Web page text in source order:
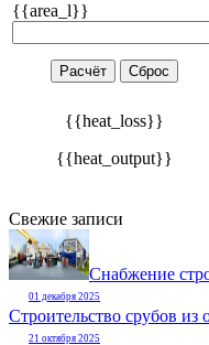
{{area_l}}
Расчёт Сброс
{{heat_loss}}
{{heat_output}}
Свежие записи
Снабжение
01 декабря 2025
Строительство срубов из
21 октября 2025